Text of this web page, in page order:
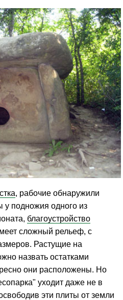
, рабочие обнаружили
подножия одного из
благоустройство
сложный рельеф, с
Растущие на
назвать остатками
они расположены. Но
уходит даже не в
эти плиты от земли